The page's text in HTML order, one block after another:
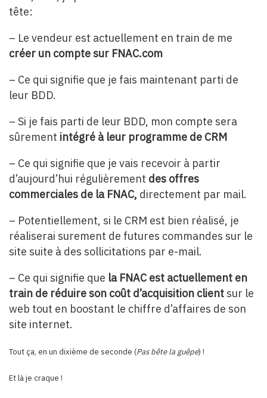
tête:
– Le vendeur est actuellement en train de me
créer un compte sur FNAC.com
– Ce qui signifie que je fais maintenant parti de
leur BDD.
– Si je fais parti de leur BDD, mon compte sera
sûrement intégré à leur programme de CRM
– Ce qui signifie que je vais recevoir à partir
d’aujourd’hui régulièrement des offres
commerciales de la FNAC, directement par mail.
– Potentiellement, si le CRM est bien réalisé, je
réaliserai surement de futures commandes sur le
site suite à des sollicitations par e-mail.
– Ce qui signifie que la FNAC est actuellement en
train de réduire son coût d’acquisition client sur le
web tout en boostant le chiffre d’affaires de son
site internet.
Tout ça, en un dixième de seconde (Pas bête la guêpe) !
Et là je craque !